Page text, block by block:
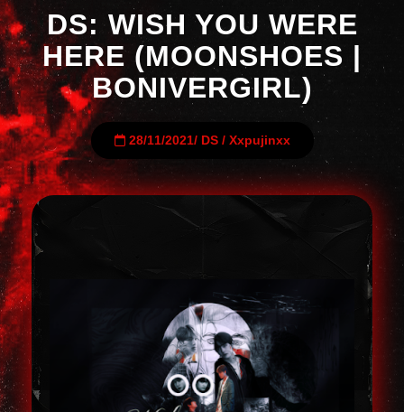
DS: WISH YOU WERE
HERE (MOONSHOES |
BONIVERGIRL)
28/11/2021/ DS/ Xxpujinxx